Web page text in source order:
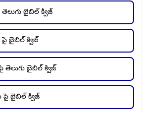
తెలుగు బైబిల్ క్విజ్
బైబిల్ క్విజ్
బైబిల్ క్విజ్
పై బైబిల్ క్విజ్